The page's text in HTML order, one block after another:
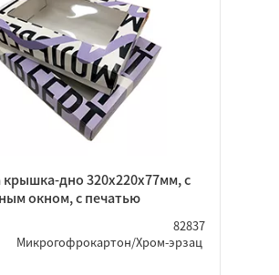
дно 320х220х77мм, с
окном, с печатью
82837
Микрогофрокартон/Хром-эрзац